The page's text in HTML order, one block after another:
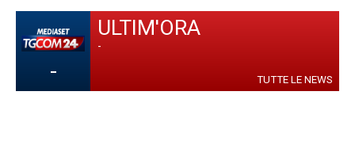
-
ULTIM'ORA
-
TUTTE LE NEWS